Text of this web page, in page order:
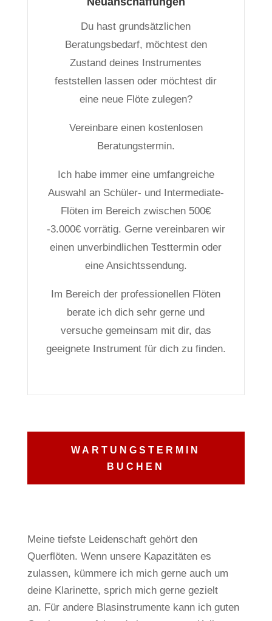
Du hast grundsätzlichen
Beratungsbedarf, möchtest den
Zustand deines Instrumentes
feststellen lassen oder möchtest dir
eine neue Flöte zulegen?
Vereinbare einen kostenlosen
Beratungstermin.
Ich habe immer eine umfangreiche
Auswahl an Schüler- und Intermediate-
Flöten im Bereich zwischen 500€
-3.000€ vorrätig. Gerne vereinbaren wir
einen unverbindlichen Testtermin oder
eine Ansichtssendung.
Im Bereich der professionellen Flöten
berate ich dich sehr gerne und
versuche gemeinsam mit dir, das
geeignete Instrument für dich zu finden.
WARTUNGSTERMIN
BUCHEN
Meine tiefste Leidenschaft gehört den
Querflöten. Wenn unsere Kapazitäten es
zulassen, kümmere ich mich gerne auch um
deine Klarinette, sprich mich gerne gezielt
an. Für andere Blasinstrumente kann ich guten